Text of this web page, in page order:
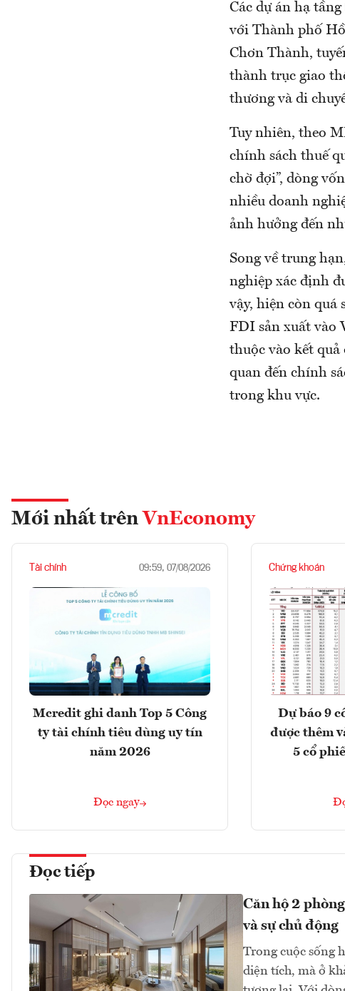
Các dự án hạ
với Thành phố
Chơn Thành,
thành trục giao
thương và di
Tuy nhiên, theo
chính sách thuế
chờ đợi”, dòng
nhiều doanh
ảnh hưởng đến
Song về trung
nghiệp xác định
vậy, hiện còn quá
FDI sản xuất vào
thuộc vào kết
quan đến chính
trong khu vực.
Mới nhất trên VnEconomy
Tài chính 09:59, 07/08/2026
Mcredit ghi danh Top 5 Công
ty tài chính tiêu dùng uy tín
năm 2026
Đọc ngay
Chứng khoán
Dự báo 9
được thêm
5 cổ
Đọc tiếp
Căn hộ 2
và sự chủ động
Trong cuộc sống
diện tích, mà ở